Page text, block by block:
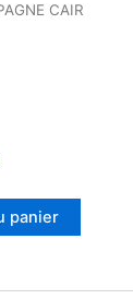
CAIR
panier